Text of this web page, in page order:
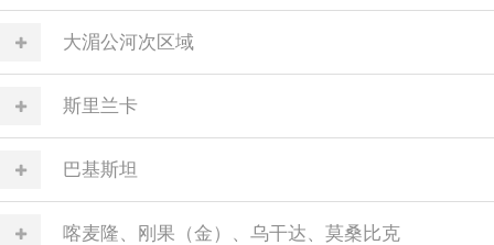
大湄公河次区域
斯里兰卡
巴基斯坦
喀麦隆、刚果（金）、乌干达、莫桑比克